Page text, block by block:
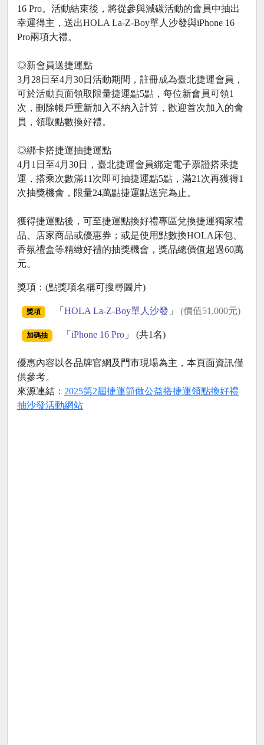
16 Pro。活動結束後，將從參與減碳活動的會員中抽出
幸運得主，送出HOLA La-Z-Boy單人沙發與iPhone 16
Pro兩項大禮。
◎新會員送捷運點
3月28日至4月30日活動期間，註冊成為臺北捷運會員，
可於活動頁面領取限量捷運點5點，每位新會員可領1
次，刪除帳戶重新加入不納入計算，歡迎首次加入的會
員，領取點數換好禮。
◎綁卡搭捷運抽捷運點
4月1日至4月30日，臺北捷運會員綁定電子票證搭乘捷
運，搭乘次數滿11次即可抽捷運點5點，滿21次再獲得1
次抽獎機會，限量24萬點捷運點送完為止。
獲得捷運點後，可至捷運點換好禮專區兌換捷運獨家禮
品、店家商品或優惠券；或是使用點數換HOLA床包、
香氛禮盒等精緻好禮的抽獎機會，獎品總價值超過60萬
元。
獎項：(點獎項名稱可搜尋圖片)
獎項 「 HOLA La-Z-Boy單人沙發 」 (價值51,000元)
加碼抽 「 iPhone 16 Pro」 (共1名)
優惠內容以各品牌官網及門市現場為主，本頁面資訊僅
供參考。
來源連結： 2025第2屆捷運節做公益搭捷運領點換好禮
抽沙發活動網站